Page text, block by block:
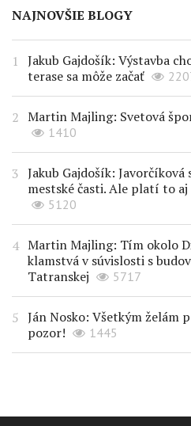
NAJNOVŠIE BLOGY
Jakub Gajdošík: Výstavba
terase sa môže začať
Martin Majling: Svetová
1410
Jakub Gajdošík: Javorčíková
mestské časti. Ale platí to
5120
Martin Majling: Tím okolo
klamstvá v súvislosti s
Tatranskej
5717
Ján Nosko: Všetkým želám
pozor!
1445